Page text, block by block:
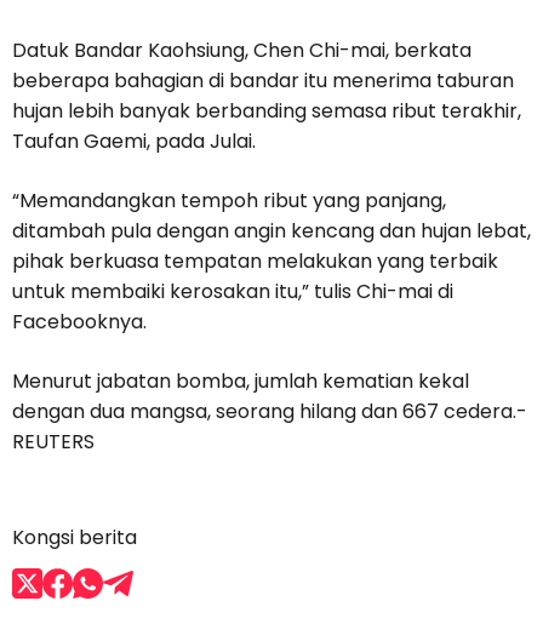
Datuk Bandar Kaohsiung, Chen Chi-mai, berkata
beberapa bahagian di bandar itu menerima taburan
hujan lebih banyak berbanding semasa ribut terakhir,
Taufan Gaemi, pada Julai.
“Memandangkan tempoh ribut yang panjang,
ditambah pula dengan angin kencang dan hujan lebat,
pihak berkuasa tempatan melakukan yang terbaik
untuk membaiki kerosakan itu,” tulis Chi-mai di
Facebooknya.
Menurut jabatan bomba, jumlah kematian kekal
dengan dua mangsa, seorang hilang dan 667 cedera.-
REUTERS
Kongsi berita